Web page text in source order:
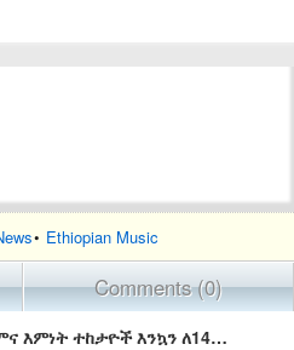
• Ethiopian Music
Comments (0)
ለመላው የእስልምና እምነት ተከታዮች እንኳን ለ1441ኛ ዓመተ ሂጅራ ኢድ አል ፈጥር በሰላም አደረሳችሁ ፤ አደረሰን ። ኢድ ሙባረክ ።